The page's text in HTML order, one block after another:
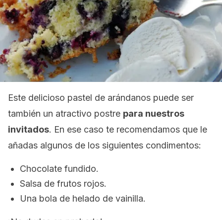
Este delicioso pastel de arándanos puede ser
también un atractivo postre para nuestros
invitados. En ese caso te recomendamos que le
añadas algunos de los siguientes condimentos:
Chocolate fundido.
Salsa de frutos rojos.
Una bola de helado de vainilla.